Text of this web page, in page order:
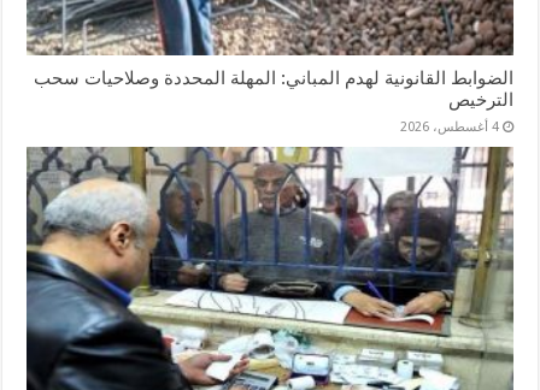
الضوابط القانونية لهدم المباني: المهلة المحددة وصلاحيات سحب
الترخيص
4 أغسطس، 2026